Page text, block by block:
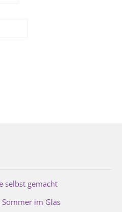
selbst gemacht
im Glas